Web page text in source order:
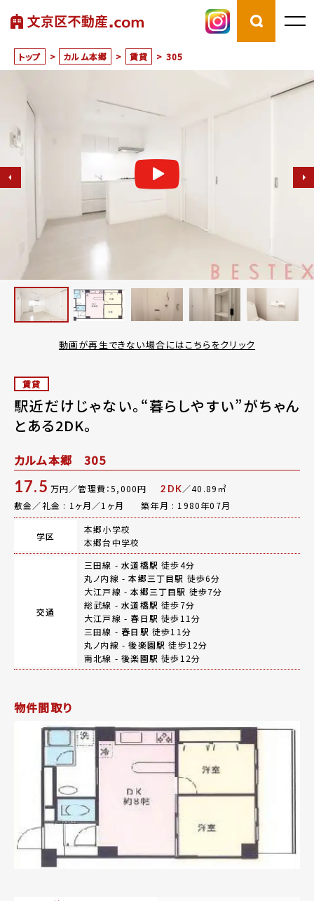
トップ > カルム本郷 > 賃貸 > 305
動画が再生できない場合にはこちらをクリック
賃貸
駅近だけじゃない。“暮らしやすい”がちゃん
とある2DK。
カルム本郷 305
17.5 万円／管理費：5,000円 2DK／40.89㎡
敷金／礼金 : 1ヶ月／1ヶ月
築年月 : 1980年07月
学区
本郷小学校
本郷台中学校
交通
三田線 -水道橋駅 徒歩4分
丸ノ内線 -本郷三丁目駅 徒歩6分
大江戸線 -本郷三丁目駅 徒歩7分
総武線 -水道橋駅 徒歩7分
大江戸線 - 春日駅 徒歩11分
三田線 - 春日駅 徒歩11分
丸ノ内線 -後楽園駅 徒歩12分
南北線 -後楽園駅 徒歩12分
物件間取り